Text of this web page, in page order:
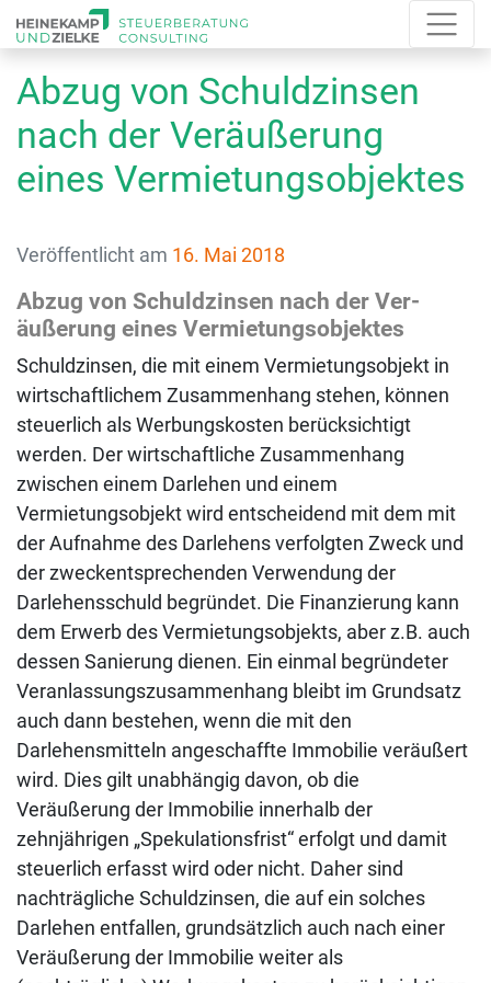
Abzug von Schuldzinsen
nach der Ver­äußerung
eines Vermietungsobjektes
Veröffentlicht am 16. Mai 2018
Abzug von Schuldzinsen nach der Ver­
äußerung eines Vermietungsobjektes
Schuldzinsen, die mit einem Vermietungsobjekt in
wirtschaftlichem Zusammenhang stehen, können
steuerlich als Werbungskosten berücksichtigt
werden. Der wirtschaftliche Zusammenhang
zwischen einem Darlehen und einem
Vermietungsobjekt wird entscheidend mit dem mit
der Aufnahme des Darlehens verfolgten Zweck und
der zweckentsprechenden Verwendung der
Darlehensschuld begründet. Die Finanzierung kann
dem Erwerb des Vermietungsobjekts, aber z.B. auch
dessen Sanierung dienen. Ein einmal begründeter
Veranlassungszusammenhang bleibt im Grundsatz
auch dann bestehen, wenn die mit den
Darlehensmitteln angeschaffte Immobilie veräußert
wird. Dies gilt unabhängig davon, ob die
Veräußerung der Immobilie innerhalb der
zehnjährigen „Spekulationsfrist“ erfolgt und damit
steuerlich erfasst wird oder nicht. Daher sind
nachträgliche Schuldzinsen, die auf ein solches
Darlehen entfallen, grundsätzlich auch nach einer
Veräußerung der Immobilie weiter als